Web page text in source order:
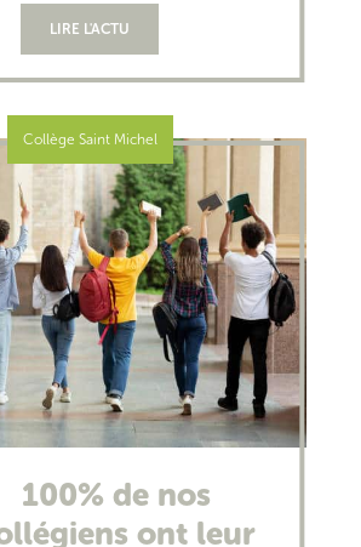
LIRE L'ACTU
Collège Saint Michel
100% de nos
ont leur